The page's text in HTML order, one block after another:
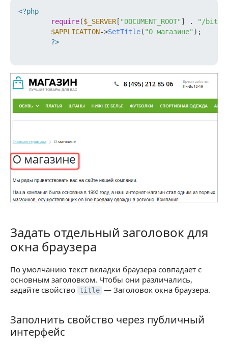
<?php
require($_SERVER[ "DOCUMENT_ROOT" ] .
"/
$APPLICATION->SetTitle( "О магазине" );
?>
Задать отдельный заголовок для окна браузера
Задать отдельный заголовок для
окна браузера
По умолчанию текст вкладки браузера совпадает с
основным заголовком. Чтобы они различались,
задайте свойство title — Заголовок окна браузера.
Заполнить свойство через публичный
Заполнить свойство через публичный
интерфейс